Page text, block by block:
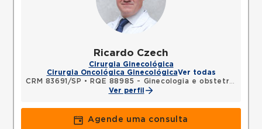
Ricardo Czech
Cirurgia Ginecológica
Cirurgia Oncológica GinecológicaVer todas
CRM 83691/SP •
RQE 88985 - Ginecologia e obstetrícia
Ver perfil
Agende uma consulta